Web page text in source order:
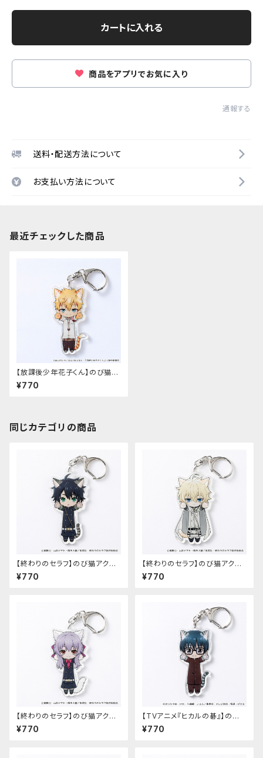
カートに入れる
商品をアプリでお気に入り
通報する
送料・配送方法について
お支払い方法について
最近チェックした商品
【放課後少年花子くん】のび猫ア
クリルキーホルダー（源 輝）
¥770
同じカテゴリの商品
【終わりのセラフ】のび猫アクリ
ルキーホルダー（百夜優一郎）
¥770
【終わりのセラフ】のび猫アクリ
ルキーホルダー（百夜ミカエラ）
¥770
【終わりのセラフ】のび猫アクリ
ルキーホルダー（柊シノア）
¥770
【TVアニメ『ヒカルの碁』】のび
猫アクリルキーホルダー（筒井
公宏）
¥770